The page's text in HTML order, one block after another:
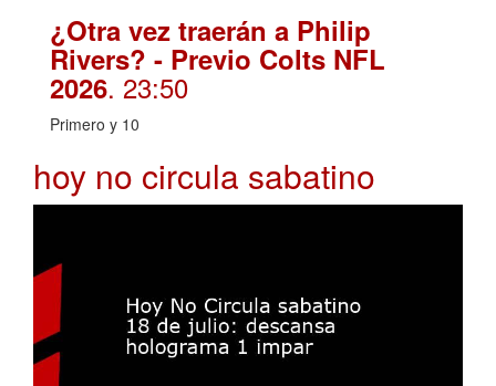
¿Otra vez traerán a Philip
Rivers? - Previo Colts NFL
2026. 23:50
Primero y 10
hoy no circula sabatino